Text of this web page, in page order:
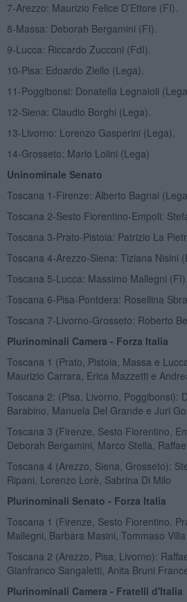
7-Arezzo: Maurizio Felice D’Ettore (FI).
8-Massa: Deborah Bergamini (FI).
9-Lucca: Riccardo Zucconi (FdI).
10-Pisa: Edoardo Ziello (Lega).
11-Poggibonsi: Donatella Legnaioli
12-Siena: Claudio Borghi (Lega).
13-Livorno: Lorenzo Gasperini (Lega).
14-Grosseto: Mario Lolini (Lega)
Uninominale Senato
Toscana 1-Firenze: Alberto Bagnai
Toscana 2-Sesto Fiorentino-Empoli:
Toscana 3-Prato-Pistoia: Patrizio La
Toscana 4-Arezzo-Siena: Tiziana Nisini
Toscana 5-Lucca: Massimo Mallegni (FI).
Toscana 6-Pisa-Pontdera: Rosellina
Toscana 7-Livorno-Grosseto: Roberto
Plurinominali Camera - Forza Italia
Toscana 1 (Prato, Pistoia, Massa e
Maurizio Carrara, Erica Mazzetti e
Toscana 2: (Pisa, Livorno, Poggibonsi):
Barabino, Manuela Del Grande e Juri
Toscana 3 (Firenze, Sesto Fiorentino,
Deborah Bergamini, Marco Stella,
Toscana 4 (Arezzo, Siena, Grosseto):
Ripani, Lorenzo Lorè, Sabrina Di Milo
Plurinominali Senato - Forza Italia
Toscana 1 (Firenze, Sesto Fiorentino,
Mallegni, Barbara Masini, Tommaso
Toscana 2 (Arezzo, Pisa, Livorno):
Gianfranco Sangaletti, Anita Bruni
Plurinominali Camera - Fratelli d'Italia